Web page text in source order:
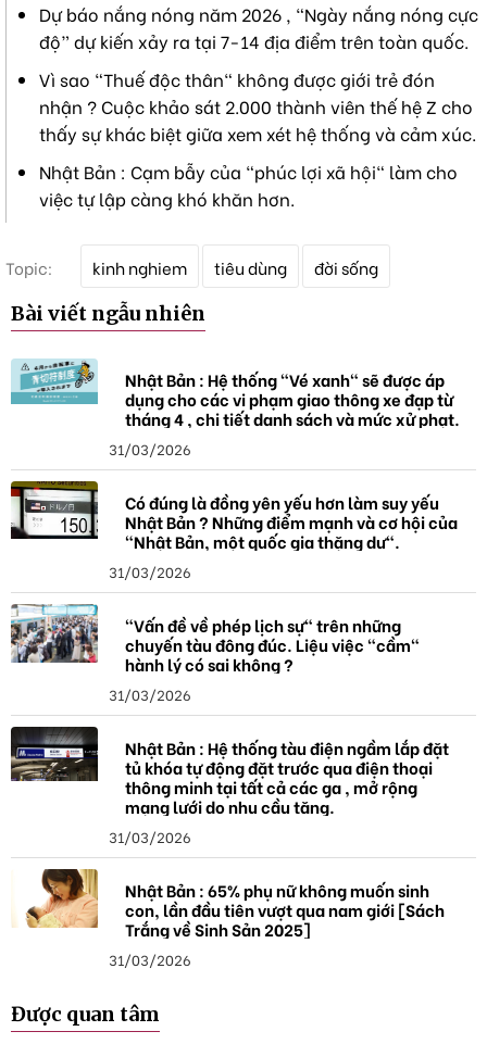
Dự báo nắng nóng năm 2026 , “Ngày nắng nóng cực
độ” dự kiến xảy ra tại 7-14 địa điểm trên toàn quốc.
Vì sao "Thuế độc thân" không được giới trẻ đón
nhận ? Cuộc khảo sát 2.000 thành viên thế hệ Z cho
thấy sự khác biệt giữa xem xét hệ thống và cảm xúc.
Nhật Bản : Cạm bẫy của "phúc lợi xã hội" làm cho
việc tự lập càng khó khăn hơn.
Topic:
h
a
kinh nghiem tiêu dùng đời sống
Bài viết ngẫu nhiên
Nhật Bản : Hệ thống "Vé xanh" sẽ được áp
dụng cho các vi phạm giao thông xe đạp từ
tháng 4 , chi tiết danh sách và mức xử phạt.
31/03/2026
Có đúng là đồng yên yếu hơn làm suy yếu
Nhật Bản ? Những điểm mạnh và cơ hội của
"Nhật Bản, một quốc gia thặng dư".
31/03/2026
"Vấn đề về phép lịch sự" trên những
chuyến tàu đông đúc. Liệu việc "cầm"
hành lý có sai không ?
31/03/2026
Nhật Bản : Hệ thống tàu điện ngầm lắp đặt
tủ khóa tự động đặt trước qua điện thoại
thông minh tại tất cả các ga , mở rộng
mạng lưới do nhu cầu tăng.
31/03/2026
Nhật Bản : 65% phụ nữ không muốn sinh
con, lần đầu tiên vượt qua nam giới [Sách
Trắng về Sinh Sản 2025]
31/03/2026
Được quan tâm